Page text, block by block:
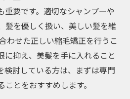
重要です。適切なシャンプーや
髪を優しく扱い、美しい髪を維
わせた正しい縮毛矯正を行うこ
に抑え、美髪を手に入れること
検討している方は、まずは専門
とをおすすめします。